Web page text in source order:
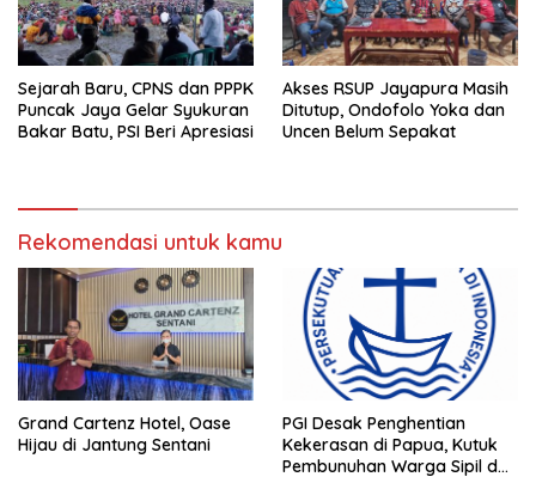
Sejarah Baru, CPNS dan PPPK
Puncak Jaya Gelar Syukuran
Bakar Batu, PSI Beri Apresiasi
Akses RSUP Jayapura Masih
Ditutup, Ondofolo Yoka dan
Uncen Belum Sepakat
Rekomendasi untuk kamu
Grand Cartenz Hotel, Oase
Hijau di Jantung Sentani
PGI Desak Penghentian
Kekerasan di Papua, Kutuk
Pembunuhan Warga Sipil dan